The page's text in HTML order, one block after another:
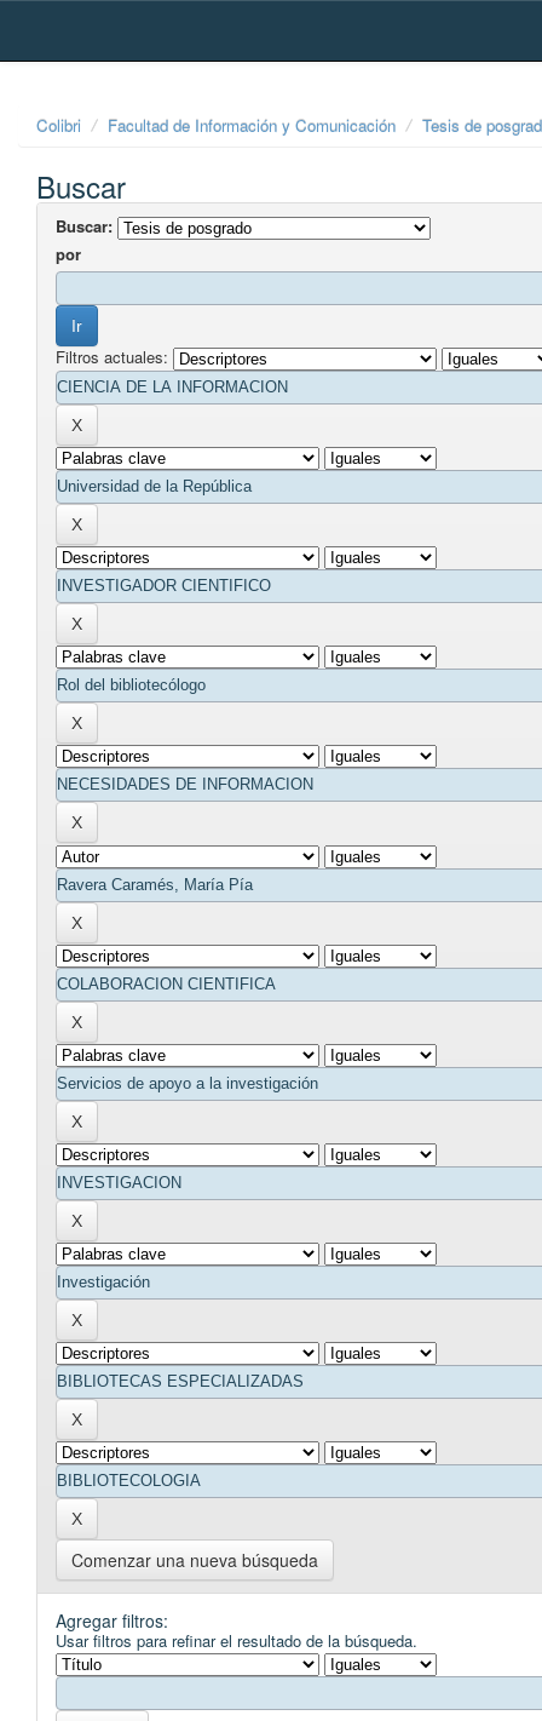
Skip
Colibri Facultad de Información y Comunicación Tesis de
Buscar
Buscar:
por
Filtros actuales:
Comenzar una nueva búsqueda
Agregar filtros:
Usar filtros para refinar el resultado de la búsqueda.